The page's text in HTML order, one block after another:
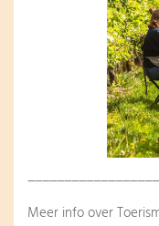
Meer info over